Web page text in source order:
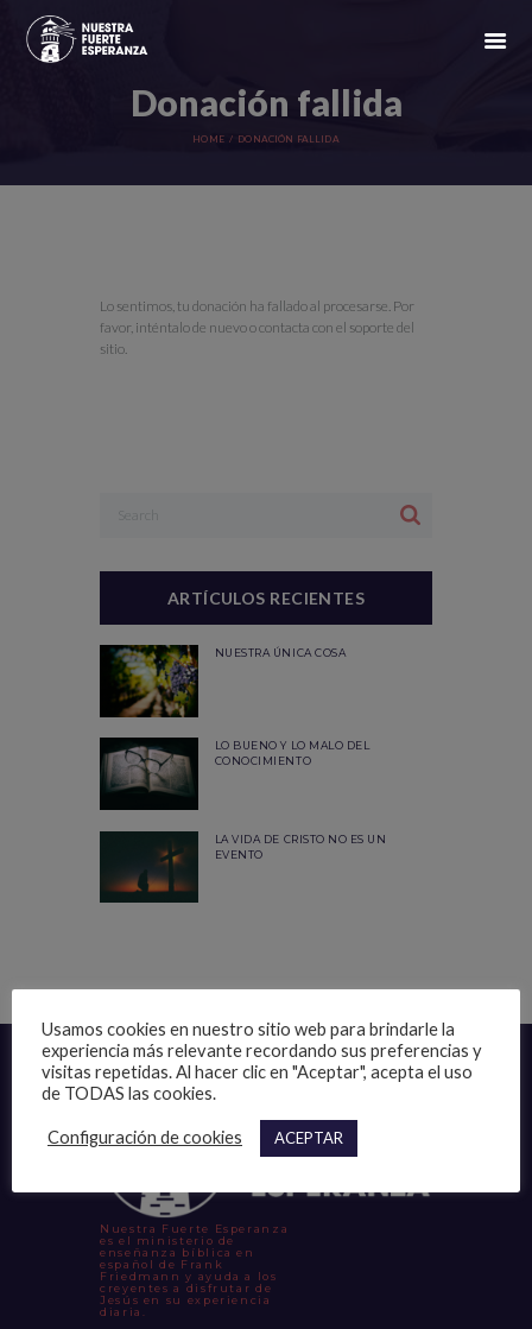
Donación fallida
HOME DONACIÓN FALLIDA
Lo sentimos, tu donación ha fallado al procesarse. Por
favor, inténtalo de nuevo o contacta con el soporte del
sitio.
ARTÍCULOS RECIENTES
NUESTRA ÚNICA COSA
LO BUENO Y LO MALO DEL
CONOCIMIENTO
LA VIDA DE CRISTO NO ES UN
EVENTO
Nuestra Fuerte Esperanza
es el ministerio de
enseñanza bíblica en
español de Frank
Friedmann y ayuda a los
creyentes a disfrutar de
Jesús en su experiencia
diaria.
Usamos cookies en nuestro sitio web para brindarle la
experiencia más relevante recordando sus preferencias y
visitas repetidas. Al hacer clic en "Aceptar", acepta el uso
de TODAS las cookies.
Configuración de cookies ACEPTAR